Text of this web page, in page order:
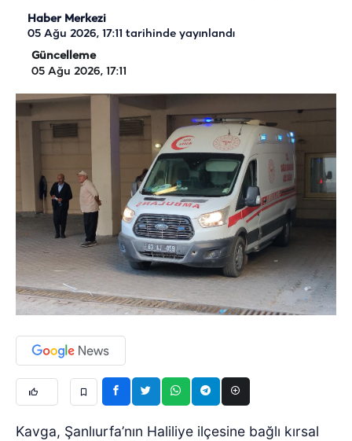
Haber Merkezi
05 Ağu 2026, 17:11 tarihinde yayınlandı
Güncelleme
05 Ağu 2026, 17:11
Kavga, Şanlıurfa’nın Haliliye ilçesine bağlı kırsal